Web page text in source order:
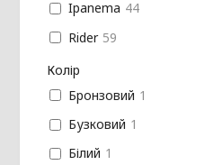
Ipanema 44
Rider 59
Колір
Бронзовий 1
Бузковий 1
Білий 1